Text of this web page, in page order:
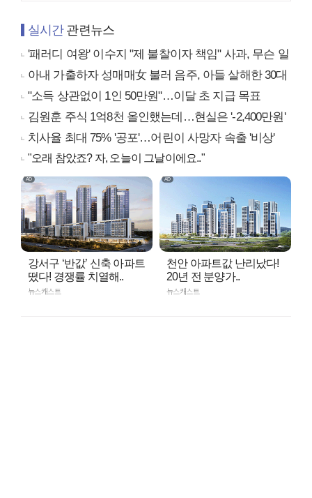
실시간관련뉴스
'패러디 여왕' 이수지 "제 불찰이자 책임" 사과, 무슨 일
아내 가출하자 성매매女 불러 음주, 아들 살해한 30대
"소득 상관없이 1인 50만원"…이달 초 지급 목표
김원훈 주식 1억8천 올인했는데…현실은 '-2,400만원'
치사율 최대 75% '공포'…어린이 사망자 속출 '비상'
"오래 참았죠? 자, 오늘이 그날이에요.."
강서구 ‘반값’ 신축 아파트
떴다! 경쟁률 치열해..
뉴스캐스트
천안 아파트값 난리났다!
20년 전 분양가..
뉴스캐스트